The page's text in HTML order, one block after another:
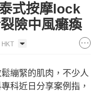
式按摩lock
險中風癱瘓
HKT
繃緊的肌肉，不少人
科近日分享案例指，